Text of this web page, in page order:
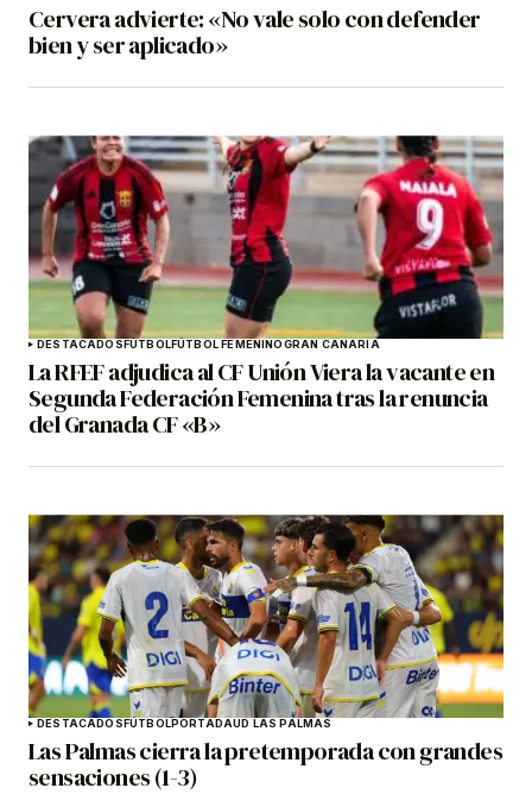
Cervera advierte: «No vale solo con defender
bien y ser aplicado»
DESTACADOSFÚTBOLFÚTBOL FEMENINOGRAN CANARIA
La RFEF adjudica al CF Unión Viera la vacante en
Segunda Federación Femenina tras la renuncia
del Granada CF «B»
DESTACADOSFÚTBOLPORTADAUD LAS PALMAS
Las Palmas cierra la pretemporada con grandes
sensaciones (1-3)